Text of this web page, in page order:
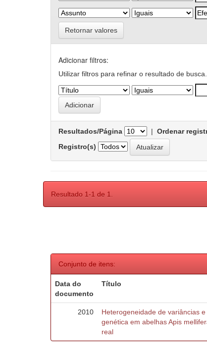
Retornar valores
Adicionar filtros:
Utilizar filtros para refinar o resultado de busca.
Resultados/Página | Ordenar
Registro(s)
Resultado 1-1 de 1.
Conjunto de itens:
Data do
documento
Título
2010
Heterogeneidade de variâncias
genética em abelhas Apis
real